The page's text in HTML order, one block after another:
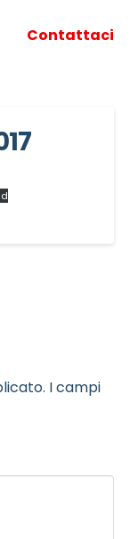
Contattaci
I campi